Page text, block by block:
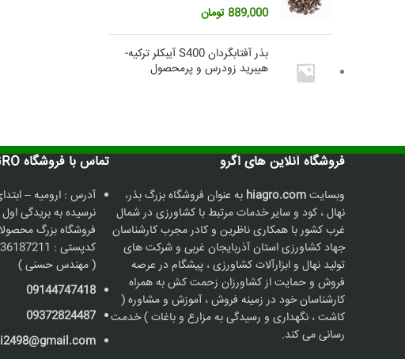
889,000تومان
بذر آفتابگردان S400 آیبکلر ترکیه-
هیبرید زودرس و پرمحصول
فروشگاه آنلاین های اگرو
وبسایتhiagro.com به عنوان فروشگاه بزرگ بذر،
نهال ، کود و سایر خدمات مرتبط با کشاورزی در شمال
غرب کشور با همکاری ناظرین و کادر مجرب کارشناسان
جهاد کشاورزی استان آذربایجان غربی و شرکت های
تولید نهال و ابزارآلات کشاورزی ، پیشگام در عرصه
فروش و حمایت از کشاورزان زحمت کش به همراه
کارشناسان خود در زمینه فروش ، آموزش و مشاوره (
کاشت ، نگهداری و رسیدگی به مزارع و باغات ) خدمت
رسانی می کند.
تماس با فروشگاه HIAGRO
آدرس : ارومیه –
نرسیده به بریدگی
کدپستی : 5736187211
( مهندس حسنی )
09144747418
09372824487